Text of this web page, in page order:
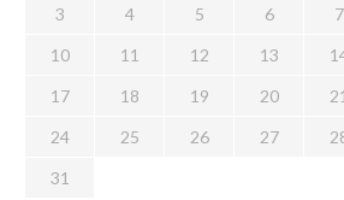
3
4 5 6 7
10
11 12 13
17
18 19 20 21
24
25 26 27
31